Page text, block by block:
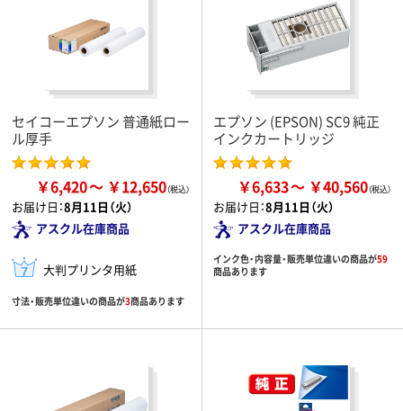
セイコーエプソン 普通紙ロー
ル厚手
￥6,420 ￥12,650
お届け日：8月11日（火）
アスクル在庫商品
大判プリンタ用紙
寸法・販売単位違いの商品が3商品あります
エプソン (EPSON) SC9 純正
インクカートリッジ
￥6,633 ￥40,560
お届け日：8月11日（火）
アスクル在庫商品
インク色・内容量・販売単位違いの商品が59
商品あります